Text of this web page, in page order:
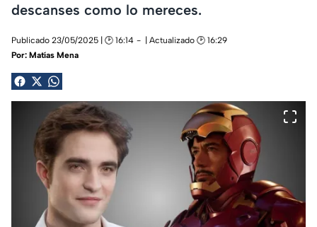
descanses como lo mereces.
Publicado 23/05/2025 | 🕑 16:14
| Actualizado 🕑 16:29
Por: Matías Mena